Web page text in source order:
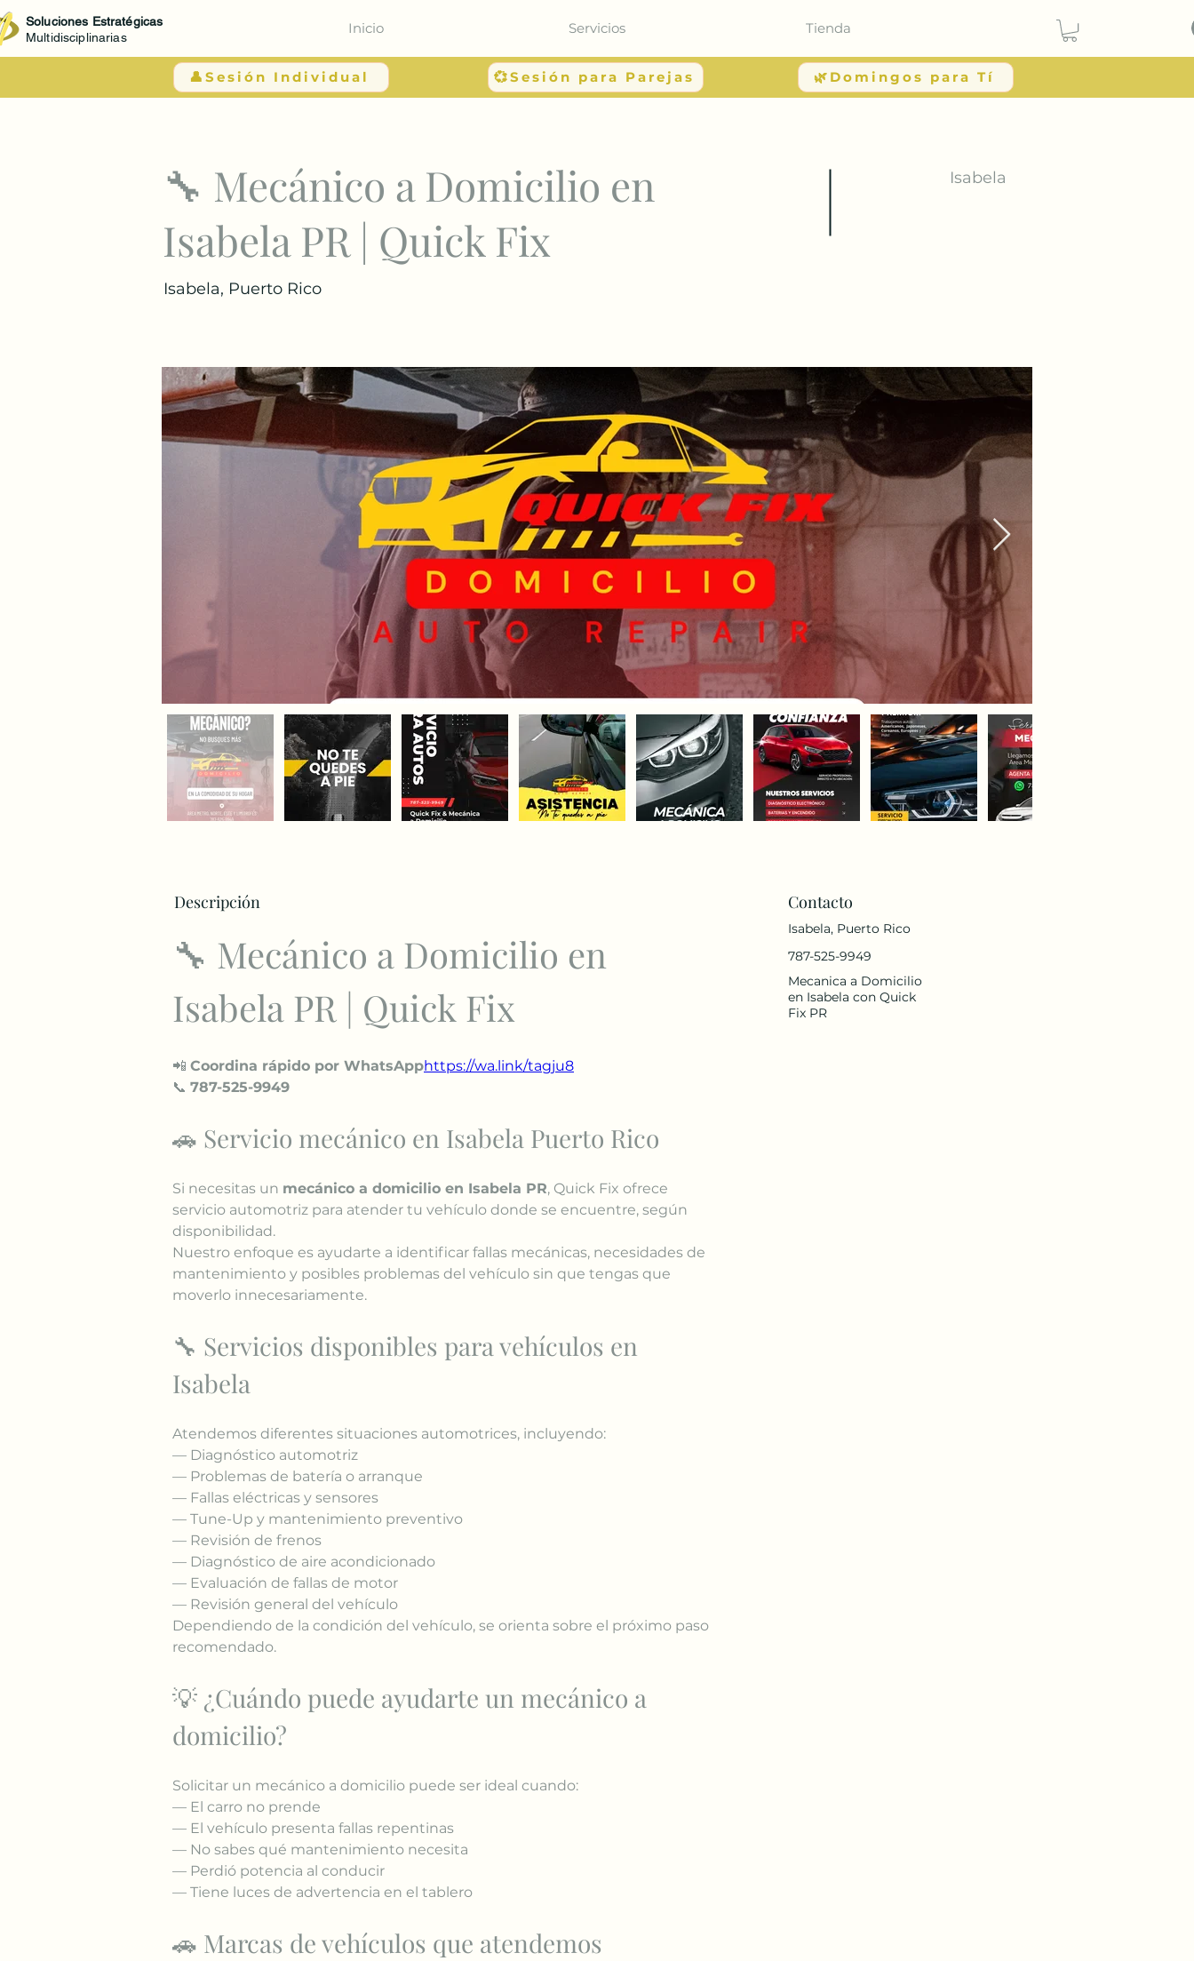
Soluciones Estratégicas
Multidisciplinarias
Inicio Servicios Tienda
👤Sesión Individual 💞Sesión para Parejas 🌿Domingos para Tí
🔧 Mecánico a Domicilio en
Isabela PR | Quick Fix
Isabela, Puerto Rico
Isabela
Descripción
🔧 Mecánico a Domicilio en
Isabela PR | Quick Fix
📲 Coordina rápido por WhatsApphttps://wa.link/tagju8
📞 787-525-9949
🚗 Servicio mecánico en Isabela Puerto Rico
Si necesitas un mecánico a domicilio en Isabela PR, Quick Fix ofrece
servicio automotriz para atender tu vehículo donde se encuentre, según
disponibilidad.
Nuestro enfoque es ayudarte a identificar fallas mecánicas, necesidades de
mantenimiento y posibles problemas del vehículo sin que tengas que
moverlo innecesariamente.
🔧 Servicios disponibles para vehículos en
Isabela
Atendemos diferentes situaciones automotrices, incluyendo:
— Diagnóstico automotriz
— Problemas de batería o arranque
— Fallas eléctricas y sensores
— Tune-Up y mantenimiento preventivo
— Revisión de frenos
— Diagnóstico de aire acondicionado
— Evaluación de fallas de motor
— Revisión general del vehículo
Dependiendo de la condición del vehículo, se orienta sobre el próximo paso
recomendado.
💡 ¿Cuándo puede ayudarte un mecánico a
domicilio?
Solicitar un mecánico a domicilio puede ser ideal cuando:
— El carro no prende
— El vehículo presenta fallas repentinas
— No sabes qué mantenimiento necesita
— Perdió potencia al conducir
— Tiene luces de advertencia en el tablero
🚗 Marcas de vehículos que atendemos
Contacto
Isabela, Puerto Rico
787-525-9949
Mecanica a Domicilio
en Isabela con Quick
Fix PR